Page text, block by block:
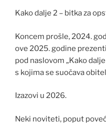
Kako dalje 2 – bitka za
Koncem prošle, 2024.
ove 2025. godine
pod naslovom „Kako
s kojima se suočava
Izazovi u 2026.
Neki noviteti, poput